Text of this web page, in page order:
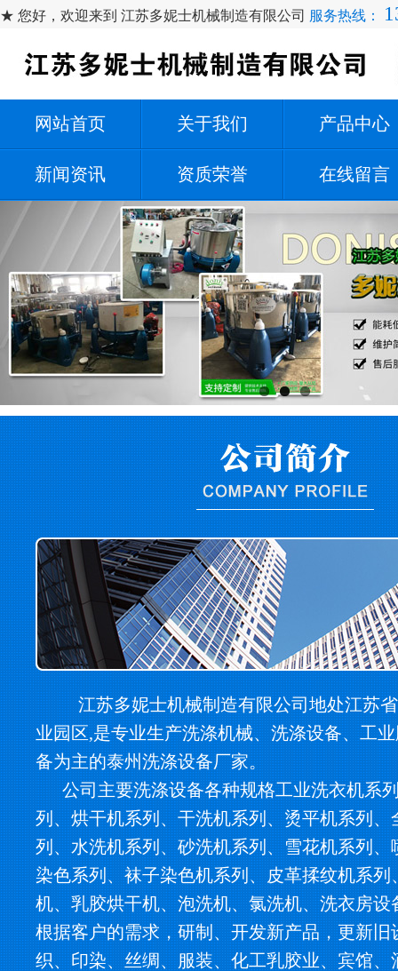
★ 您好，欢迎来到 江苏多妮士机械制造有限公司 服务热线：
网站首页 关于我们 产品中心
新闻资讯 资质荣誉 在线留言
江苏多妮士机械制造有限公司地处江苏
业园区,是专业生产洗涤机械、洗涤设备、工
备为主的泰州洗涤设备厂家。
公司主要洗涤设备各种规格工业洗衣机系
列、烘干机系列、干洗机系列、烫平机系列、
列、水洗机系列、砂洗机系列、雪花机系列、
染色系列、袜子染色机系列、皮革揉纹机系列
机、乳胶烘干机、泡洗机、氯洗机、洗衣房设
根据客户的需求，研制、开发新产品，更新旧
织、印染、丝绸、服装、化工乳胶业、宾馆、